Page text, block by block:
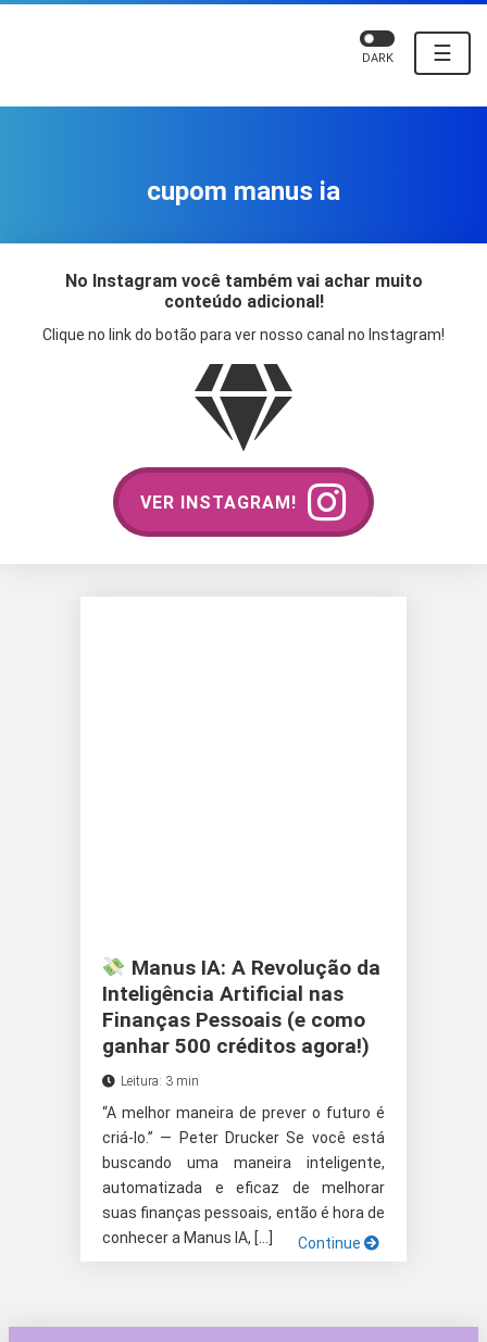
☰
DARK
cupom manus ia
No Instagram você também vai achar muito
conteúdo adicional!
Clique no link do botão para ver nosso canal no Instagram!
VER INSTAGRAM!
Manus IA: A Revolução da
Inteligência Artificial nas
Finanças Pessoais (e como
ganhar 500 créditos agora!)
Leitura: 3 min
“A melhor maneira de prever o futuro é
criá-lo.” — Peter Drucker Se você está
buscando uma maneira inteligente,
automatizada e eficaz de melhorar
suas finanças pessoais, então é hora de
conhecer a Manus IA, […]
Continue